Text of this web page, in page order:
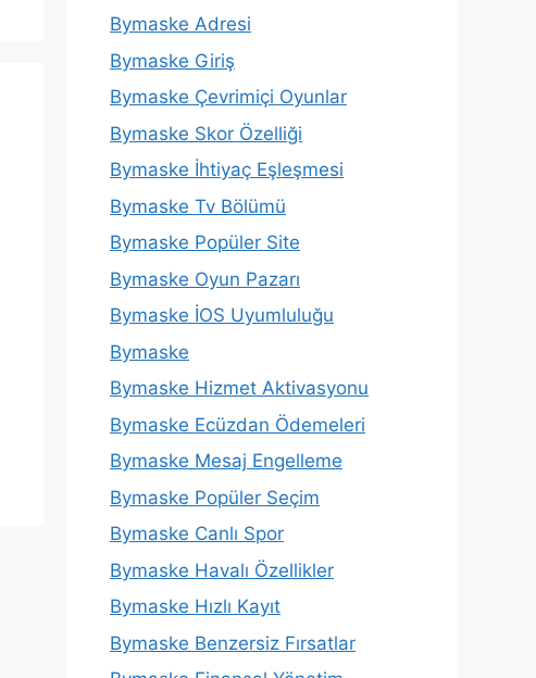
Bymaske Adresi
Bymaske Giriş
Bymaske Çevrimiçi Oyunlar
Bymaske Skor Özelliği
Bymaske İhtiyaç Eşleşmesi
Bymaske Tv Bölümü
Bymaske Popüler Site
Bymaske Oyun Pazarı
Bymaske İOS Uyumluluğu
Bymaske
Bymaske Hizmet Aktivasyonu
Bymaske Ecüzdan Ödemeleri
Bymaske Mesaj Engelleme
Bymaske Popüler Seçim
Bymaske Canlı Spor
Bymaske Havalı Özellikler
Bymaske Hızlı Kayıt
Bymaske Benzersiz Fırsatlar